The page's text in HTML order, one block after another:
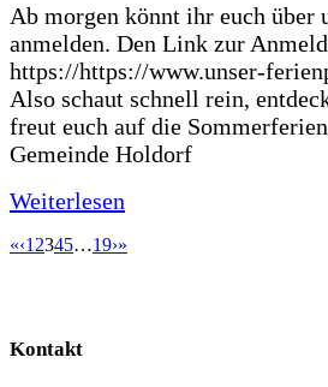
Ab morgen könnt ihr euch über
anmelden. Den Link zur
https://https://www.unser-
Also schaut schnell rein,
freut euch auf die
Gemeinde Holdorf
Weiterlesen
«‹1 2345…19›»
Kontakt